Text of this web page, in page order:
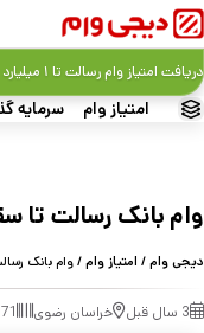
امتیاز وام سرمایه
دریافت امتیاز وام رسالت تا ۱ میلیارد تومان
وام بانک رسالت تا سقف ۳۰۰ میلیون تومان
دیجی وام/ امتیاز وام/ وام بانک رسالت تا سقف ۳۰۰
3 سال قبل خراسان رضوی